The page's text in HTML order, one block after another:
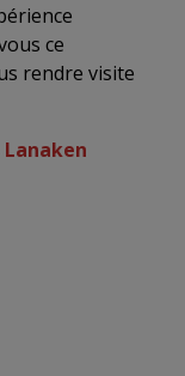
ce
rendre visite